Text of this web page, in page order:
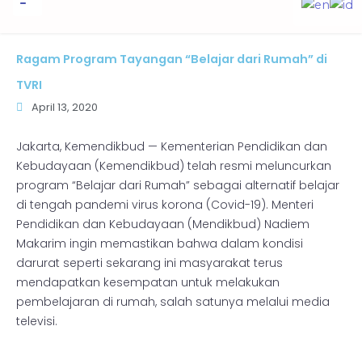
Ragam Program Tayangan “Belajar dari Rumah” di
TVRI
April 13, 2020
Jakarta, Kemendikbud — Kementerian Pendidikan dan
Kebudayaan (Kemendikbud) telah resmi meluncurkan
program “Belajar dari Rumah” sebagai alternatif belajar
di tengah pandemi virus korona (Covid-19). Menteri
Pendidikan dan Kebudayaan (Mendikbud) Nadiem
Makarim ingin memastikan bahwa dalam kondisi
darurat seperti sekarang ini masyarakat terus
mendapatkan kesempatan untuk melakukan
pembelajaran di rumah, salah satunya melalui media
televisi.